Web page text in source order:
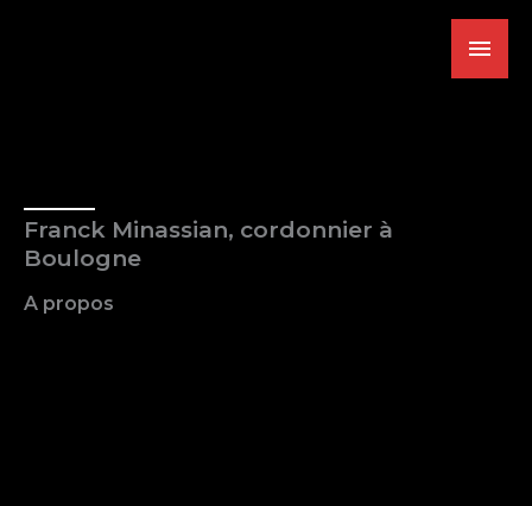
Franck Minassian, cordonnier à
Boulogne
A propos